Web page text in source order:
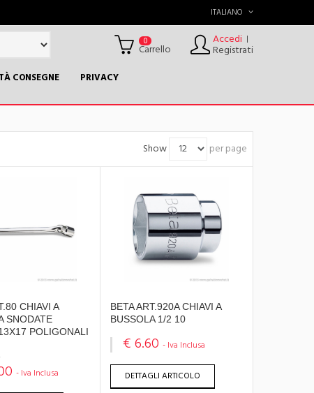
ITALIANO
Accedi |
Registrati
0
Carrello
CONSEGNE
PRIVACY
Show
per page
CHIAVI A
SNODATE
POLIGONALI
- Iva Inclusa
BETA ART.920A CHIAVI A
BUSSOLA 1/2 10
€ 6.60 - Iva Inclusa
DETTAGLI ARTICOLO